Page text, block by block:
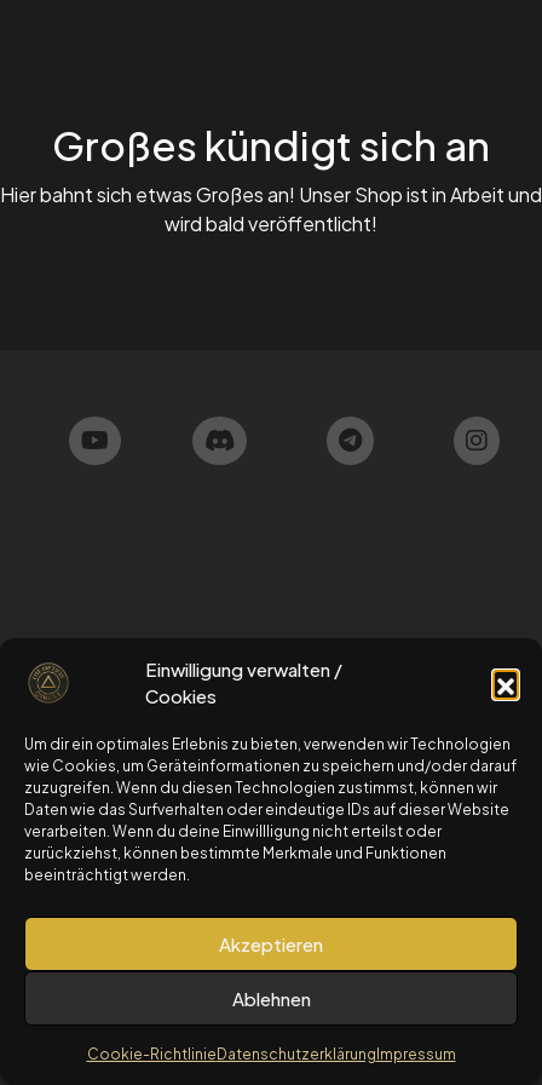
Einwilligung verwalten /
Cookies
Um dir ein optimales Erlebnis zu bieten, verwenden wir Technologien
wie Cookies, um Geräteinformationen zu speichern und/oder darauf
zuzugreifen. Wenn du diesen Technologien zustimmst, können wir
Daten wie das Surfverhalten oder eindeutige IDs auf dieser Website
verarbeiten. Wenn du deine Einwillligung nicht erteilst oder
zurückziehst, können bestimmte Merkmale und Funktionen
beeinträchtigt werden.
Akzeptieren
Ablehnen
Cookie-Richtlinie Datenschutzerklärung Impressum
Großes kündigt sich an
Hier bahnt sich etwas Großes an! Unser Shop ist in Arbeit und
wird bald veröffentlicht!
schau dir gerne auch unseren kostenlosen
OptionsStarterKurs an
zum OptionsStarterKurs
© 2025 The Option Circle by Travel4AuroCapital LTD.
Alle Rechte vorbehalten.
erhebliche Risiken und ist nicht für alle Anleger
geeignet.
Für detaillierte Informationen: Risikohinweis und
Nutzungsbedingungen